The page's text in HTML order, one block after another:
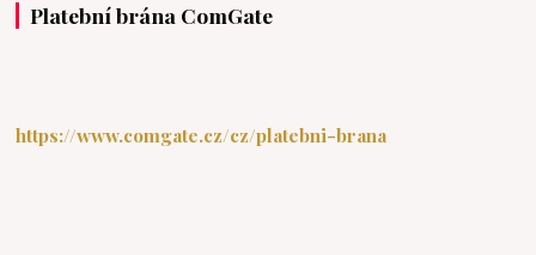
Platební brána ComGate
https://www.comgate.cz/cz/platebni-brana